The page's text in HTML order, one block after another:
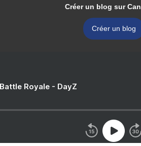
Créer un blog sur
Créer un blog
Royale - DayZ